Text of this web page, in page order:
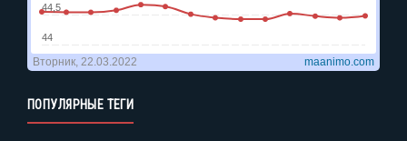
ПОПУЛЯРНЫЕ ТЕГИ